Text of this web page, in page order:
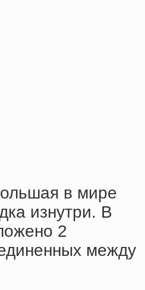
в мире
изнутри. В
2
между